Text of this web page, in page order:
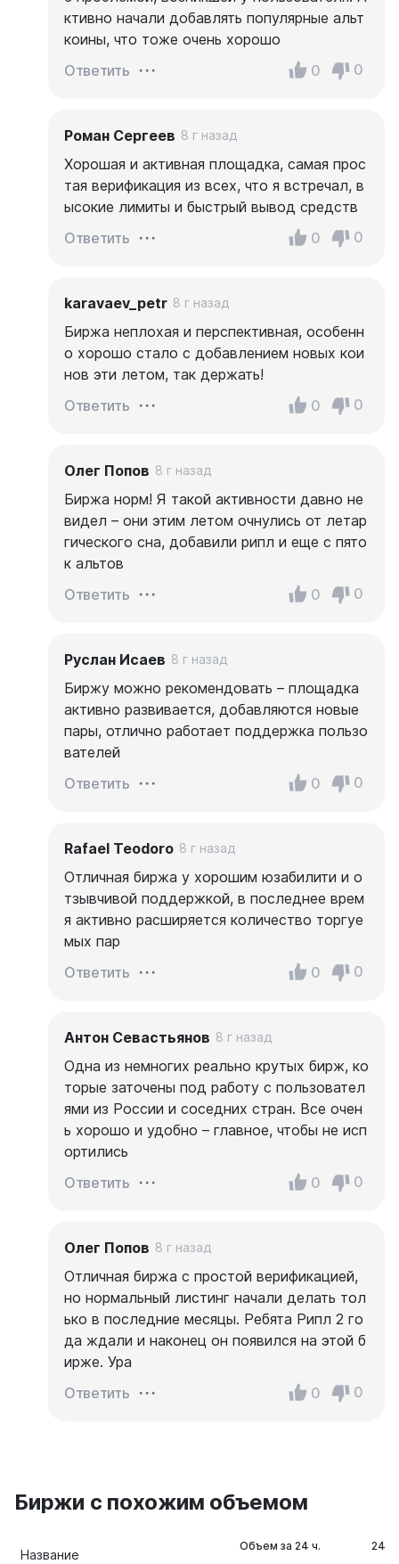
ктивно начали добавлять популярные альт
коины, что тоже очень хорошо
Ответить
0 0
Роман Сергеев 8 г назад
Хорошая и активная площадка, самая прос
тая верификация из всех, что я встречал, в
ысокие лимиты и быстрый вывод средств
Ответить
0 0
karavaev_petr 8 г назад
Биржа неплохая и перспективная, особенн
о хорошо стало с добавлением новых кои
нов эти летом, так держать!
Ответить
0 0
Олег Попов 8 г назад
Биржа норм! Я такой активности давно не
видел – они этим летом очнулись от летар
гического сна, добавили рипл и еще с пято
к альтов
Ответить
0 0
Руслан Исаев 8 г назад
Биржу можно рекомендовать – площадка
активно развивается, добавляются новые
пары, отлично работает поддержка пользо
вателей
Ответить
0 0
Rafael Teodoro 8 г назад
Отличная биржа у хорошим юзабилити и о
тзывчивой поддержкой, в последнее врем
я активно расширяется количество торгуе
мых пар
Ответить
0 0
Антон Севастьянов 8 г назад
Одна из немногих реально крутых бирж, ко
торые заточены под работу с пользовател
ями из России и соседних стран. Все очен
ь хорошо и удобно – главное, чтобы не исп
ортились
Ответить
0 0
Олег Попов 8 г назад
Отличная биржа с простой верификацией,
но нормальный листинг начали делать тол
ько в последние месяцы. Ребята Рипл 2 го
да ждали и наконец он появился на этой б
ирже. Ура
Ответить
0 0
Биржи с похожим объемом
Название
Объем за 24 ч. 24